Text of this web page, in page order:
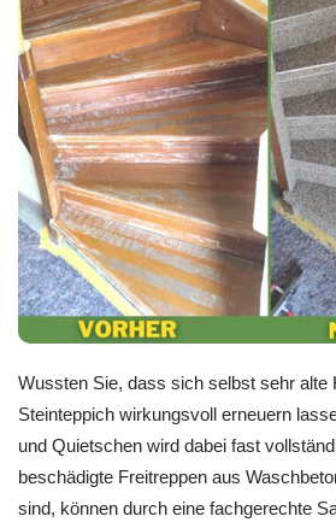
Wussten Sie, dass sich selbst sehr alte
Steinteppich wirkungsvoll erneuern
und Quietschen wird dabei fast
beschädigte Freitreppen aus
sind, können durch eine fachgerechte